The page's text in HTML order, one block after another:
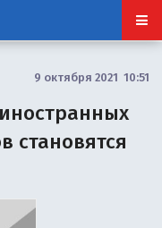
9 октября 2021 10:51
становятся